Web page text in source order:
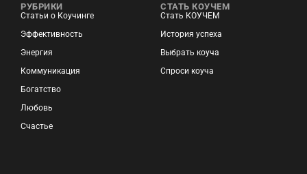
РУБРИКИ
Статьи о Коучинге
Эффективность
Энергия
Коммуникация
Богатство
Любовь
Счастье
СТАТЬ КОУЧЕМ
Стать КОУЧЕМ
История успеха
Выбрать коуча
Спроси коуча